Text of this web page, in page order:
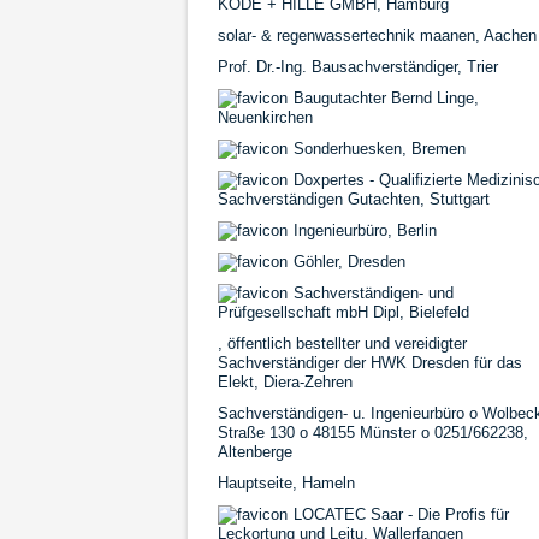
KODE + HILLE GMBH, Hamburg
solar- & regenwassertechnik maanen, Aachen
Prof. Dr.-Ing. Bausachverständiger, Trier
Baugutachter Bernd Linge,
Neuenkirchen
Sonderhuesken, Bremen
Doxpertes - Qualifizierte
Sachverständigen Gutachten, Stuttgart
Ingenieurbüro, Berlin
Göhler, Dresden
Sachverständigen- und
Prüfgesellschaft mbH Dipl, Bielefeld
, öffentlich bestellter und vereidigter
Sachverständiger der HWK Dresden für das
Elekt, Diera-Zehren
Sachverständigen- u. Ingenieurbüro o
Straße 130 o 48155 Münster o 0251/662238,
Altenberge
Hauptseite, Hameln
LOCATEC Saar - Die Profis für
Leckortung und Leitu, Wallerfangen